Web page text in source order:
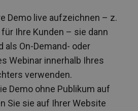
Demo live aufzeichnen – z.
für Ihre Kunden – sie dann
als On-Demand- oder
Webinar innerhalb Ihres
verwenden.
Demo ohne Publikum auf
Sie sie auf Ihrer Website